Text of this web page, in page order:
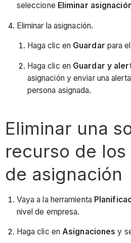
seleccione Eliminar
Eliminar la asignación.
Haga clic en Guardar para
Haga clic en Guardar y
asignación y enviar una
persona asignada.
Eliminar una
recurso de
de asignación
Vaya a la herramienta
nivel de empresa.
Haga clic enAsignaciones y